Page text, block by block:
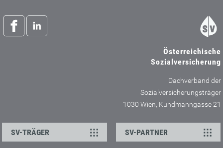
Österreichische
Sozialversicherung
Dachverband der
Sozialversicherungsträger
1030 Wien, Kundmanngasse 21
SV-TRÄGER SV-PARTNER